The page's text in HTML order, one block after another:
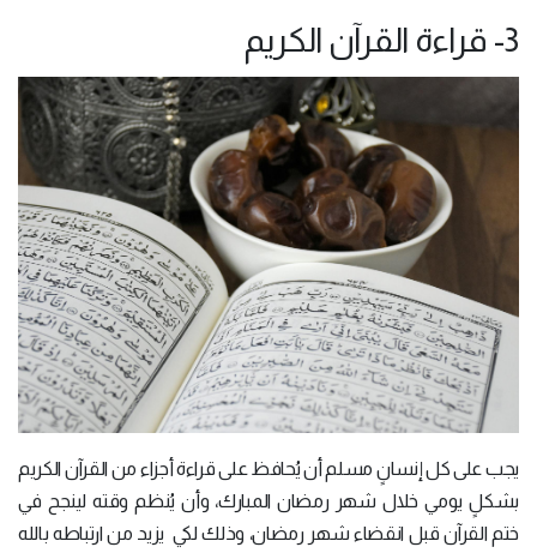
3- قراءة القرآن الكريم
يجب على كل إنسانٍ مسلم أن يُحافظ على قراءة أجزاء من القرآن الكريم
بشكلٍ يومي خلال شهر رمضان المبارك، وأن يُنظم وقته لينجح في
ختم القرآن قبل انقضاء شهر رمضان، وذلك لكي يزيد من ارتباطه بالله